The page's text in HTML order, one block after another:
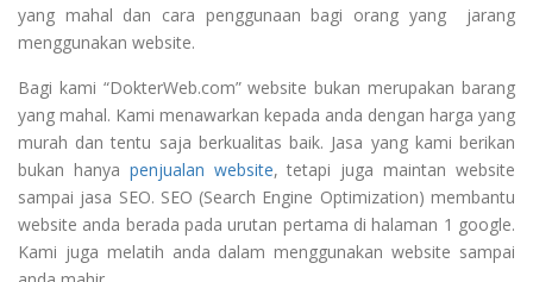
yang mahal dan cara penggunaan bagi orang yang jarang
menggunakan website.
Bagi kami “DokterWeb.com” website bukan merupakan barang
yang mahal. Kami menawarkan kepada anda dengan harga yang
murah dan tentu saja berkualitas baik. Jasa yang kami berikan
bukan hanya penjualan website, tetapi juga maintan website
sampai jasa SEO. SEO (Search Engine Optimization) membantu
website anda berada pada urutan pertama di halaman 1 google.
Kami juga melatih anda dalam menggunakan website sampai